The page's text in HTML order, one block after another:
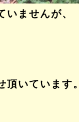
いませんが、
いています。